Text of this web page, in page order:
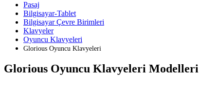
Pasaj
Bilgisayar-Tablet
Bilgisayar Çevre Birimleri
Klavyeler
Oyuncu Klavyeleri
Glorious Oyuncu Klavyeleri
Glorious Oyuncu Klavyeleri Modelleri